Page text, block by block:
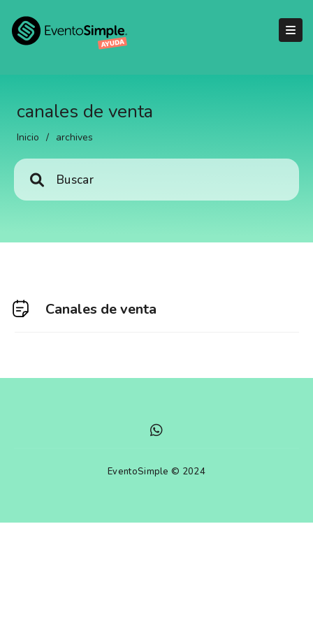
canales de venta
Inicio / archives
Canales de venta
EventoSimple © 2024